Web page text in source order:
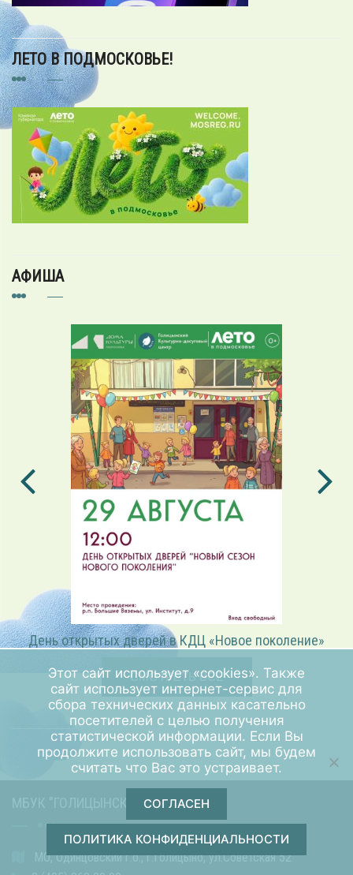
ЛЕТО В ПОДМОСКОВЬЕ!
АФИША
«Играем в режиссёра» — театрализованная программа
СМОТРЕТЬ ВСЕ
МБУК "ГОЛИЦЫНСКИЙ КДЦ"
МО, Одинцовский г.о., г.Голицыно, ул.Советская 52
Этот сайт использует «cookies». Также
сайт использует интернет-сервис для
сбора технических данных касательно
посетителей с целью получения
статистической информации. Если Вы
продолжите использовать сайт, мы будем
считать что Вас это устраивает.
СОГЛАСЕН
ПОЛИТИКА КОНФИДЕНЦИАЛЬНОСТИ